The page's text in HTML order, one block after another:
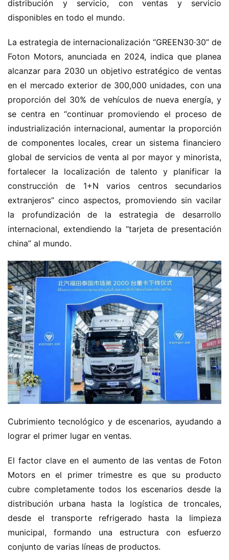
i
o
c
h
o
C
a
m
i
ó
d
e
n
u
e
a
e
n
e
r
g
í
a
distribución y servicio, con ventas y servicio
disponibles en todo el mundo.
La estrategia de internacionalización “GREEN30·30” de
Foton Motors, anunciada en 2024, indica que planea
alcanzar para 2030 un objetivo estratégico de ventas
en el mercado exterior de 300,000 unidades, con una
proporción del 30% de vehículos de nueva energía, y
se centra en “continuar promoviendo el proceso de
industrialización internacional, aumentar la proporción
de componentes locales, crear un sistema financiero
global de servicios de venta al por mayor y minorista,
fortalecer la localización de talento y planificar la
construcción de 1+N varios centros secundarios
extranjeros” cinco aspectos, promoviendo sin vacilar
la profundización de la estrategia de desarrollo
internacional, extendiendo la “tarjeta de presentación
china” al mundo.
Cubrimiento tecnológico y de escenarios, ayudando a
lograr el primer lugar en ventas.
El factor clave en el aumento de las ventas de Foton
Motors en el primer trimestre es que su producto
cubre completamente todos los escenarios desde la
distribución urbana hasta la logística de troncales,
desde el transporte refrigerado hasta la limpieza
municipal, formando una estructura con esfuerzo
conjunto de varias líneas de productos.